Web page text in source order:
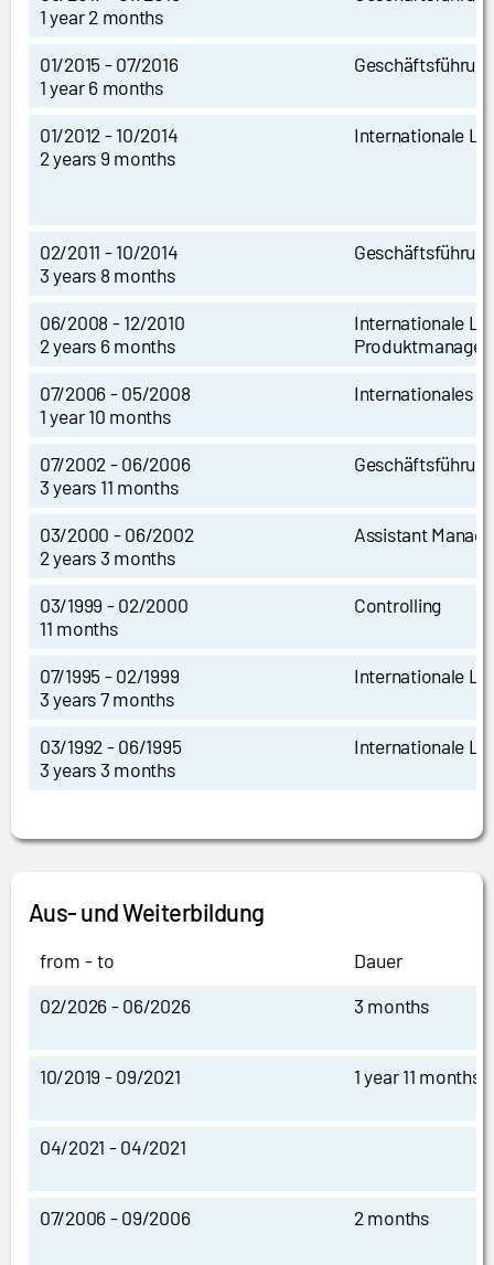
1 year 2 months
01/2015 - 07/2016
1 year 6 months
Geschäftsführung
01/2012 - 10/2014
2 years 9 months
Internationale
02/2011 - 10/2014
3 years 8 months
Geschäftsführung
06/2008 - 12/2010
2 years 6 months
Internationale
07/2006 - 05/2008
1 year 10 months
Internationales
07/2002 - 06/2006
3 years 11 months
Geschäftsführung
03/2000 - 06/2002
2 years 3 months
Assistant
03/1999 - 02/2000
11 months
Controlling
07/1995 - 02/1999
3 years 7 months
Internationale
03/1992 - 06/1995
3 years 3 months
Internationale
Aus- und Weiterbildung
from - to
Dauer
02/2026 - 06/2026
3 months
10/2019 - 09/2021 1 year 11 months
04/2021 - 04/2021
07/2006 - 09/2006 2 months